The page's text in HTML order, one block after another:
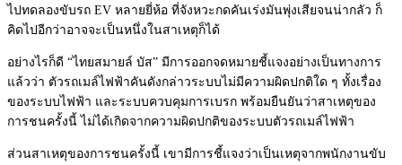
ไปทดลองขับรถ EV หลายยี่ห้อ ที่จังหวะกดคันเร่งมันพุ่งเสียจนน่ากลัว ก็
คิดไปอีกว่าอาจจะเป็นหนึ่งในสาเหตุก็ได้
อย่างไรก็ดี “ไทยสมายล์ บัส” มีการออกจดหมายชี้แจงอย่างเป็ นทางการ
แล้วว่า ตัวรถเมล์ไฟฟ้าคันดังกล่าวระบบไม่มีความผิดปกติใด ๆ ทั้งเรื่อง
ของระบบไฟฟ้า และระบบควบคุมการเบรก พร้อมยืนยันว่าสาเหตุของ
การชนครั้งนี้ ไม่ได้เกิดจากความผิดปกติของระบบตัวรถเมล์ไฟฟ้า
ส่วนสาเหตุของการชนครั้งนี้ เขามีการชี้แจงว่าเป็นเหตุจากพนักงานขับ